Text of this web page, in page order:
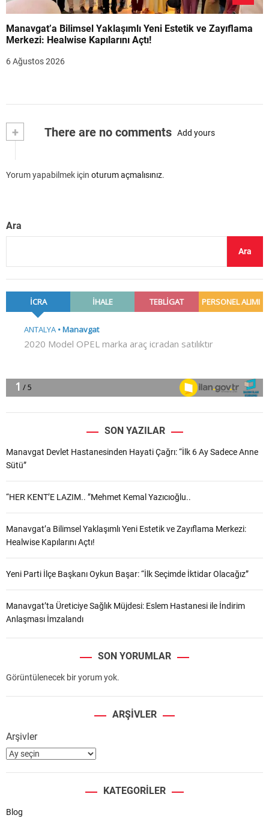
Manavgat’a Bilimsel Yaklaşımlı Yeni Estetik ve Zayıflama
Merkezi: Healwise Kapılarını Açtı!
6 Ağustos 2026
+ There are no comments Add yours
Yorum yapabilmek için oturum açmalısınız.
Ara
Ara
SON YAZILAR
Manavgat Devlet Hastanesinden Hayati Çağrı: “İlk 6 Ay Sadece Anne
Sütü”
“HER KENT’E LAZIM.. ”Mehmet Kemal Yazıcıoğlu..
Manavgat’a Bilimsel Yaklaşımlı Yeni Estetik ve Zayıflama Merkezi:
Healwise Kapılarını Açtı!
Yeni Parti İlçe Başkanı Oykun Başar: “İlk Seçimde İktidar Olacağız”
Manavgat’ta Üreticiye Sağlık Müjdesi: Eslem Hastanesi ile İndirim
Anlaşması İmzalandı
SON YORUMLAR
Görüntülenecek bir yorum yok.
ARŞIVLER
Arşivler
KATEGORILER
Blog